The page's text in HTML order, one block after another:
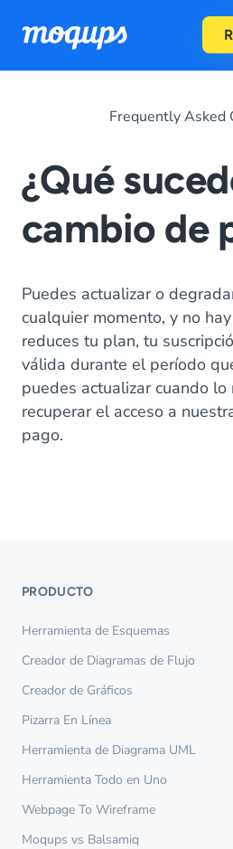
Frequently Asked
¿Qué
cambio de
Puedes actualizar o
cualquier momento, y no
reduces tu plan, tu
válida durante el período
puedes actualizar cuando lo
recuperar el acceso a
pago.
PRODUCTO
Herramienta de Esquemas
Creador de Diagramas de Flujo
Creador de Gráficos
Pizarra En Línea
Herramienta de Diagrama UML
Herramienta Todo en Uno
Webpage To Wireframe
Moqups vs Balsamiq